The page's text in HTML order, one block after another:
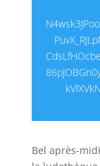
Bel après-